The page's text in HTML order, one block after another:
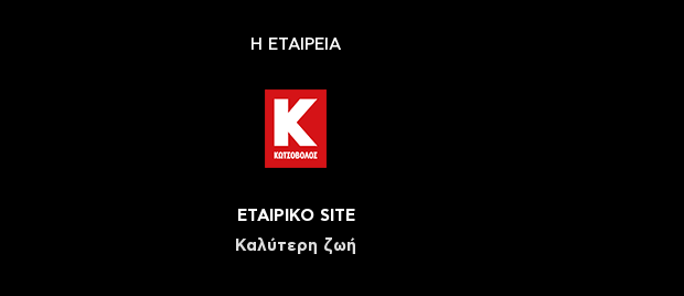
Η ΕΤΑΙΡΕΙΑ
ΕΤΑΙΡΙΚΟ SITE
Καλύτερη ζωή